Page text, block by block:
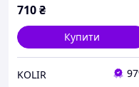
710₴
Купити
KOLIR